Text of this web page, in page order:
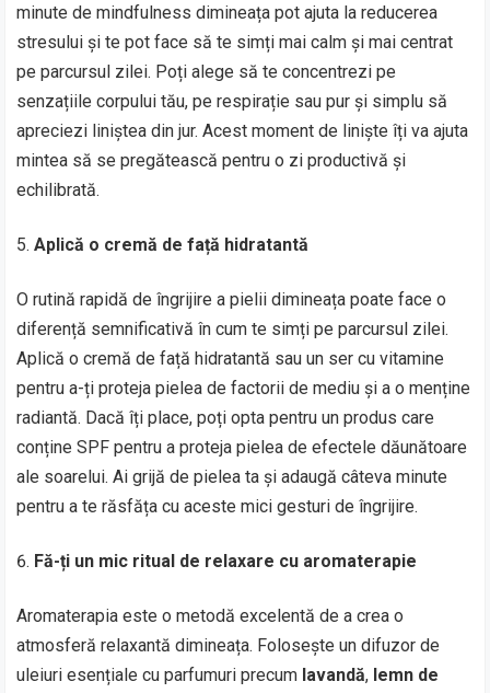
minute de mindfulness dimineața pot ajuta la reducerea
stresului și te pot face să te simți mai calm și mai centrat
pe parcursul zilei. Poți alege să te concentrezi pe
senzațiile corpului tău, pe respirație sau pur și simplu să
apreciezi liniștea din jur. Acest moment de liniște îți va ajuta
mintea să se pregătească pentru o zi productivă și
echilibrată.
Aplică o cremă de față hidratantă
O rutină rapidă de îngrijire a pielii dimineața poate face o
diferență semnificativă în cum te simți pe parcursul zilei.
Aplică o cremă de față hidratantă sau un ser cu vitamine
pentru a-ți proteja pielea de factorii de mediu și a o menține
radiantă. Dacă îți place, poți opta pentru un produs care
conține SPF pentru a proteja pielea de efectele dăunătoare
ale soarelui. Ai grijă de pielea ta și adaugă câteva minute
pentru a te răsfăța cu aceste mici gesturi de îngrijire.
Fă-ți un mic ritual de relaxare cu aromaterapie
Aromaterapia este o metodă excelentă de a crea o
atmosferă relaxantă dimineața. Folosește un difuzor de
uleiuri esențiale cu parfumuri precum lavandă, lemn de